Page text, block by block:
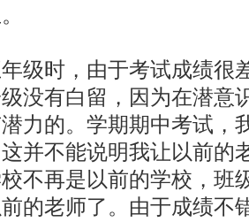
时，由于考试成绩很
没有白留，因为在潜意
力的。学期期中考试，
并不能说明我让以前的
不再是以前的学校，班
的老师了。由于成绩不